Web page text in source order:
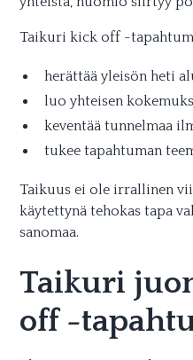
Taikuri kick off -
herättää yleisön heti
luo yhteisen
keventää tunnelmaa
tukee tapahtuman
Taikuus ei ole irrallinen
käytettynä tehokas tapa
sanomaa.
Taikuri
off -